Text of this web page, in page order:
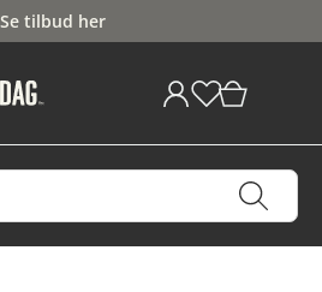
Se tilbud her